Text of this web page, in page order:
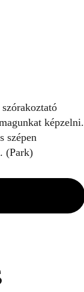
képzelni.
szépen
(Park)